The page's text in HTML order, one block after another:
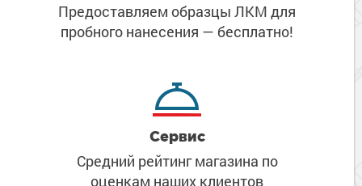
Предоставляем образцы ЛКМ для
пробного нанесения — бесплатно!
Сервис
Средний рейтинг магазина по
оценкам наших клиентов